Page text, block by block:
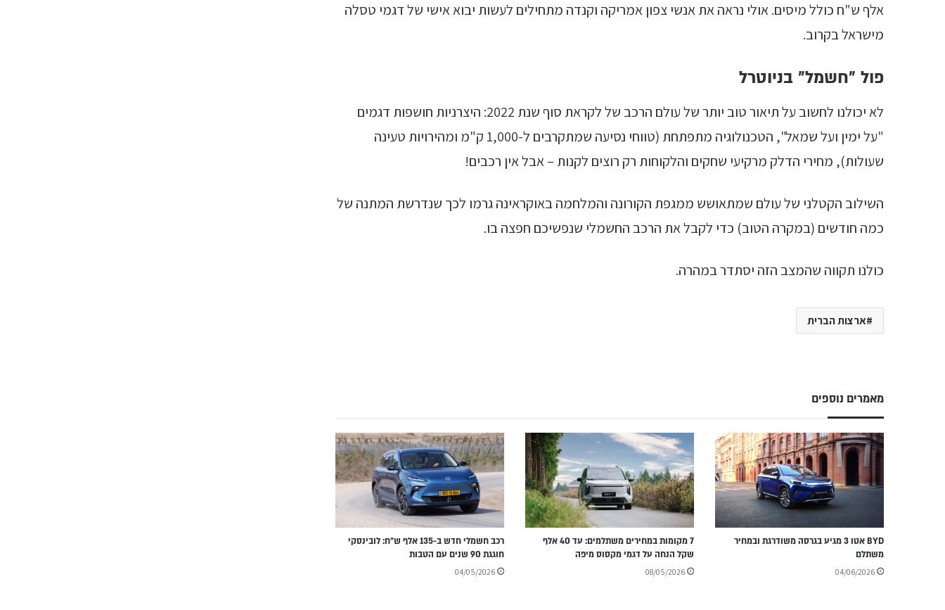
אלף ש"ח כולל מיסים. אולי נראה את אנשי צפון אמריקה וקנדה מתחילים לעשות יבוא אישי של דגמי טסלה
מישראל בקרוב.
פול ״חשמל״ בניוטרל
לא יכולנו לחשוב על תיאור טוב יותר של עולם הרכב של לקראת סוף שנת 2022: היצרניות חושפות דגמים
"על ימין ועל שמאל", הטכנולוגיה מתפתחת (טווחי נסיעה שמתקרבים ל-1,000 ק"מ ומהירויות טעינה
שעולות), מחירי הדלק מרקיעי שחקים והלקוחות רק רוצים לקנות – אבל אין רכבים!
השילוב הקטלני של עולם שמתאושש ממגפת הקורונה והמלחמה באוקראינה גרמו לכך שנדרשת המתנה של
כמה חודשים (במקרה הטוב) כדי לקבל את הרכב החשמלי שנפשיכם חפצה בו.
כולנו תקווה שהמצב הזה יסתדר במהרה.
ארצות הברית
מאמרים נוספים
BYD אטו 3 מגיע בגרסה משודרגת ובמחיר
משתלם
04/06/2026
7 מקומות במחירים משתלמים: עד 40 אלף
שקל הנחה על דגמי מקסוס מיפה
08/05/2026
רכב חשמלי חדש ב-135 אלף ש״ח: לובינסקי
חוגגת 90 שנים עם הטבות
04/05/2026